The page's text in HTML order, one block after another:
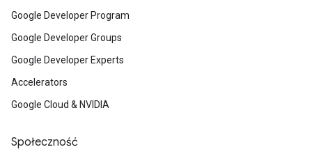
Google Developer Program
Google Developer Groups
Google Developer Experts
Accelerators
Google Cloud & NVIDIA
Społeczność